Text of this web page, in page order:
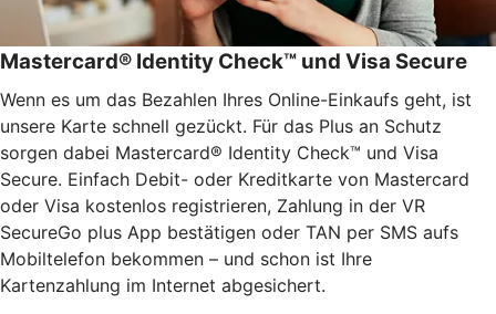
Mastercard® Identity Check™ und Visa Secure
Wenn es um das Bezahlen Ihres Online-Einkaufs geht, ist
unsere Karte schnell gezückt. Für das Plus an Schutz
sorgen dabei Mastercard® Identity Check™ und Visa
Secure. Einfach Debit- oder Kreditkarte von Mastercard
oder Visa kostenlos registrieren, Zahlung in der VR
SecureGo plus App bestätigen oder TAN per SMS aufs
Mobiltelefon bekommen – und schon ist Ihre
Kartenzahlung im Internet abgesichert.